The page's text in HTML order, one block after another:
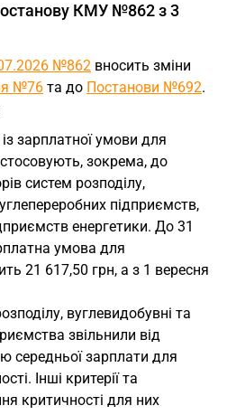
КМУ №862 з 3
№862 вносить зміни
№76 та до Постанови №692.
зарплатної умови для
зокрема, до
систем розподілу,
підприємств,
енергетики. До 31
умова для
21 617,50 грн, а з 1 вересня
вуглевидобувні та
звільнили від
середньої зарплати для
Інші критерії та
критичності для них